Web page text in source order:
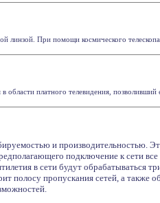
линзой. При помощи космического
платного телевидения, позволивший
и производительностью.
подключение к сети
в сети будут обрабатываться
полосу пропускания сетей, а также